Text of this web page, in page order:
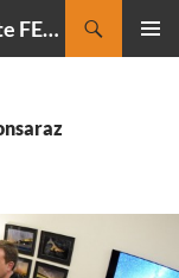
CIELMANIA : le blog de Jean-Baptiste FELDMANN, photographe du ciel